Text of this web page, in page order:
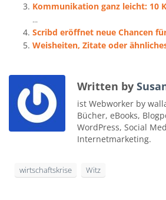
Kommunikation ganz leicht: 10
...
Scribd eröffnet neue Chancen
Weisheiten, Zitate oder
Written by
ist Webworker by
Bücher, eBooks,
WordPress, Social
Internetmarketing.
wirtschaftskrise Witz